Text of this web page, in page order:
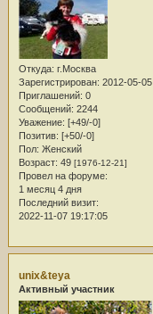
Откуда: г.Москва
Зарегистрирован: 2012-05-05
Приглашений: 0
Сообщений: 2244
Уважение: [+49/-0]
Позитив: [+50/-0]
Пол: Женский
Возраст: 49 [1976-12-21]
Провел на форуме:
1 месяц 4 дня
Последний визит:
2022-11-07 19:17:05
unix&teya
Активный участник